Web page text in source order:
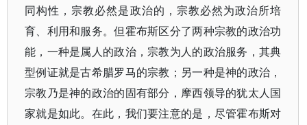
同构性，宗教必然是政治的，宗教必然为政治所培
育、利用和服务。但霍布斯区分了两种宗教的政治功
能，一种是属人的政治，宗教为人的政治服务，其典
型例证就是古希腊罗马的宗教；另一种是神的政治，
宗教乃是神的政治的固有部分，摩西领导的犹太人国
家就是如此。在此，我们要注意的是，尽管霍布斯对